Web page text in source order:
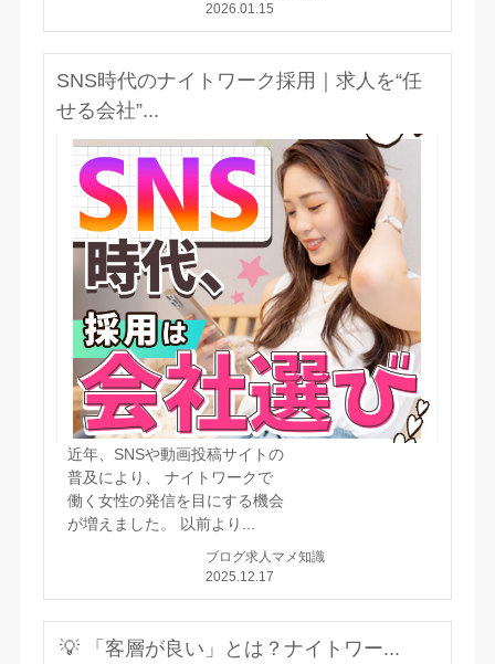
2026.01.15
SNS時代のナイトワーク採用｜求人を“任
せる会社”...
近年、SNSや動画投稿サイトの
普及により、 ナイトワークで
働く女性の発信を目にする機会
が増えました。 以前より...
ブログ求人マメ知識
2025.12.17
💡 「客層が良い」とは？ナイトワー...